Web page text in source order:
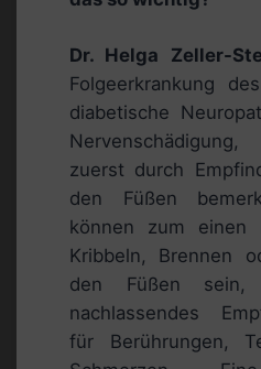
Dr. Helga Zeller-
Folgeerkrankung
diabetische
zuerst durch
den Füßen
können zum einen
Kribbeln, Brennen
den Füßen
nachlassendes
für Berührungen,